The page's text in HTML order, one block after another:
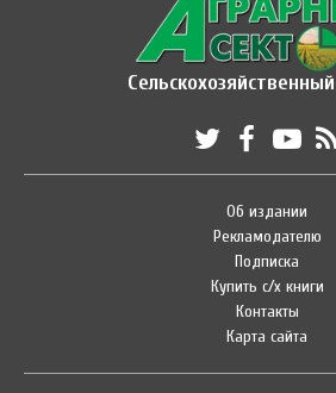
Об издании
Рекламодателю
Подписка
Купить с/х книги
Контакты
Карта сайта